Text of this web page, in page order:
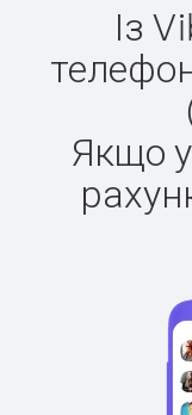
Із
Якщо